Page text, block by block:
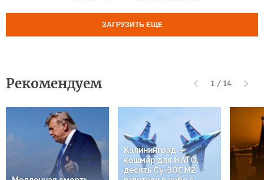
ЗАГРУЗИТЬ ЕЩЕ
Рекомендуем 1 / 14
Калининград —
кошмар для НАТО,
десять Су-30СМ2